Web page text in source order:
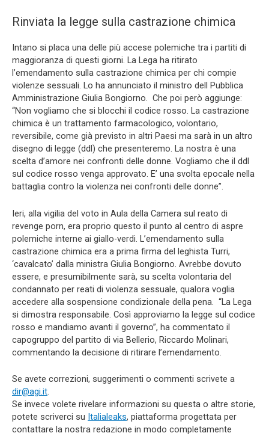
Rinviata la legge sulla castrazione chimica
Intano si placa una delle più accese polemiche tra i partiti di
maggioranza di questi giorni. La Lega ha ritirato
l’emendamento sulla castrazione chimica per chi compie
violenze sessuali. Lo ha annunciato il ministro dell Pubblica
Amministrazione Giulia Bongiorno. Che poi però aggiunge:
“Non vogliamo che si blocchi il codice rosso. La castrazione
chimica è un trattamento farmacologico, volontario,
reversibile, come già previsto in altri Paesi ma sarà in un altro
disegno di legge (ddl) che presenteremo. La nostra è una
scelta d’amore nei confronti delle donne. Vogliamo che il ddl
sul codice rosso venga approvato. E’ una svolta epocale nella
battaglia contro la violenza nei confronti delle donne”.
Ieri, alla vigilia del voto in Aula della Camera sul reato di
revenge porn, era proprio questo il punto al centro di aspre
polemiche interne ai giallo-verdi. L’emendamento sulla
castrazione chimica era a prima firma del leghista Turri,
‘cavalcato’ dalla ministra Giulia Bongiorno. Avrebbe dovuto
essere, e presumibilmente sarà, su scelta volontaria del
condannato per reati di violenza sessuale, qualora voglia
accedere alla sospensione condizionale della pena. “La Lega
si dimostra responsabile. Così approviamo la legge sul codice
rosso e mandiamo avanti il governo”, ha commentato il
capogruppo del partito di via Bellerio, Riccardo Molinari,
commentando la decisione di ritirare l’emendamento.
Se avete correzioni, suggerimenti o commenti scrivete a
dir@agi.it.
Se invece volete rivelare informazioni su questa o altre storie,
potete scriverci su Italialeaks, piattaforma progettata per
contattare la nostra redazione in modo completamente